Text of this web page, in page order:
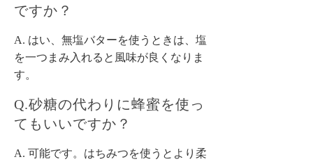
ですか？
A. はい、無塩バターを使うときは、塩
を一つまみ入れると風味が良くなりま
す。
Q.砂糖の代わりに蜂蜜を使っ
てもいいですか？
A. 可能です。はちみつを使うとより柔